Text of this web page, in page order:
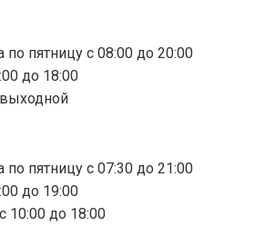
пятницу с 08:00 до 20:00
до 18:00
пятницу с 07:30 до 21:00
до 19:00
10:00 до 18:00